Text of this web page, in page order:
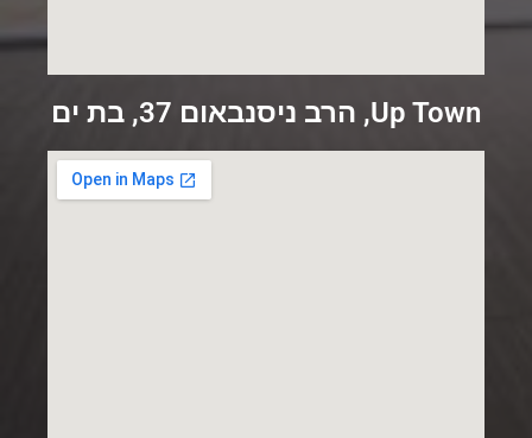
Up Town, הרב ניסנבאום 37, בת ים